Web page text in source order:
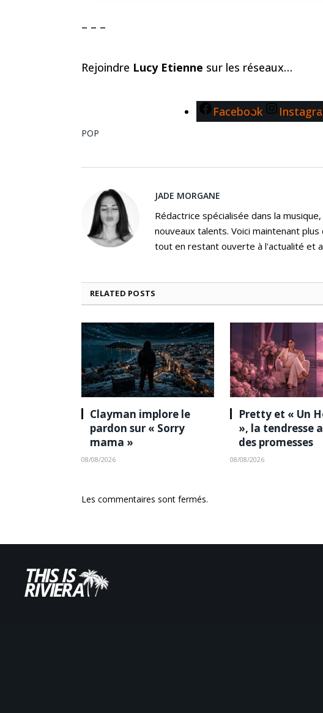
– – –
Rejoindre Lucy Etienne sur les réseaux…
Facebook
POP
JADE MORGANE
Rédactrice spécialisée dans la
nouveaux talents. Voici maintenant
tout en restant ouverte à l'actualité et
RELATED POSTS
Clayman implore le
pardon sur « Sorry
mama »
08/08/2026
Pretty et « Un
», la tendresse
des promesses
08/08/2026
Les commentaires sont fermés.